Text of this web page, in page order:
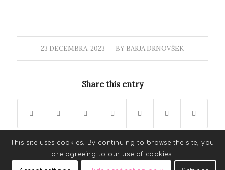
23 DECEMBRA, 2023
/ BY BARJA DRNOVŠEK
Share this entry
This site uses cookies. By continuing to browse the site, you
are agreeing to our use of cookies.